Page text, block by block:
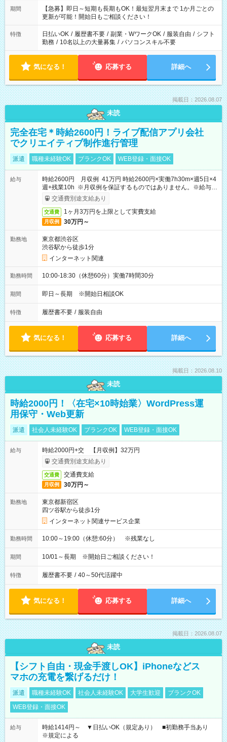
期間
【急募】即日～短期も長期もOK！最短翌月末まで 1か月ごとの
更新が可能！開始日もご相談ください！
特徴 日払いOK / 履歴書不要 / 副業・WワークOK / 服装自由 / シフト
勤務 / 10名以上の大量募集 / パソコンスキル不要
気になる！ 応募する 詳細へ
掲載日：2026.08.07
未読
完全在宅＊時給2600円！ライブ配信アプリ会社
でクリエイティブ制作進行管理
派遣 職種未経験OK ブランクOK WEB登録・面接OK
給与
時給2600円 月収例 41万円 時給2600円×実働7h30m×週5日×4
週+残業10h ※月収例を保証するものではありません。※給与即
受取りサービス利用可（利用条件有）
交通費別途支給あり
交通費 1ヶ月3万円を上限として実費支給
月収例 30万円～
勤務地
東京都渋谷区
渋谷駅から徒歩1分
インターネット関連
勤務時間 10:00-18:30（休憩60分）実働7時間30分
期間 即日～長期 ※開始日相談OK
特徴 履歴書不要 / 服装自由
気になる！ 応募する 詳細へ
掲載日：2026.08.10
未読
時給2000円！〈在宅×10時始業〉WordPress運
用保守・Web更新
派遣 社会人未経験OK ブランクOK WEB登録・面接OK
給与
時給2000円+交 【月収例】32万円
交通費別途支給あり
交通費 交通費支給
月収例 30万円～
勤務地
東京都新宿区
四ツ谷駅から徒歩1分
インターネット関連サービス企業
勤務時間 10:00～19:00（休憩:60分） ※残業なし
期間 10/01～長期 ※開始日ご相談ください！
特徴 履歴書不要 / 40～50代活躍中
気になる！ 応募する 詳細へ
掲載日：2026.08.07
未読
【シフト自由・現金手渡しOK】iPhoneなどス
マホの充電を繋げるだけ！
派遣 職種未経験OK 社会人未経験OK 大学生歓迎
ブランクOK
WEB登録・面接OK
給与
時給1414円～ ▼日払いOK（規定あり） ■初勤務手当あり
※規定による